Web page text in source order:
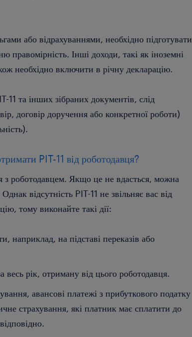
або відрахуваннями, необхідно підготувати
правомірність. Інші доходи, такі як іноземні
необхідно включити в річну декларацію.
11 та інших зібраних документів, слід
договір доручення або конкретної роботи)
PIT-11 від роботодавця?
з роботодавцем. Якщо це не вдасться, можна
відсутність PIT-11 не звільняє вас від
тому виконайте такі дії:
наприклад, на підставі переказів або
весь рік, отриману від цього роботодавця.
авансові платежі з прибуткового податку
страхування, які платник має сплатити до